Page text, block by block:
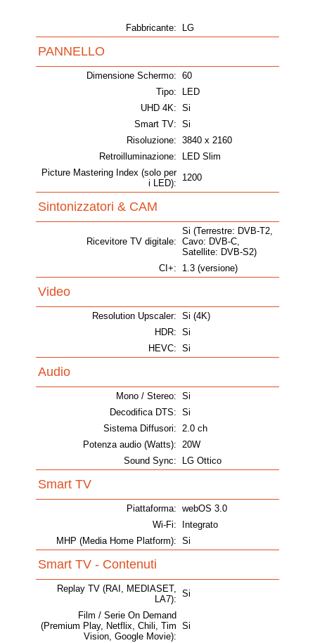
Fabbricante: LG
PANNELLO
Dimensione Schermo: 60
Tipo:
LED
UHD 4K: Si
Smart TV: Si
Risoluzione: 3840 x 2160
Retroilluminazione:
LED Slim
Picture Mastering Index (solo per
i LED):
1200
Sintonizzatori & CAM
Ricevitore TV digitale:
Si (Terrestre: DVB-T2,
Cavo: DVB-C,
Satellite: DVB-S2)
CI+:
1.3 (versione)
Video
Resolution Upscaler: Si (4K)
HDR: Si
HEVC: Si
Audio
Mono / Stereo: Si
Decodifica DTS: Si
Sistema Diffusori: 2.0 ch
Potenza audio (Watts): 20W
Sound Sync:
LG Ottico
Smart TV
Piattaforma: webOS 3.0
Wi-Fi:
Integrato
MHP (Media Home Platform): Si
Smart TV - Contenuti
Replay TV (RAI, MEDIASET,
LA7):
Si
Film / Serie On Demand
(Premium Play, Netflix, Chili, Tim
Vision, Google Movie):
Si